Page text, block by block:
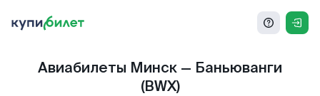
Авиабилеты Минск — Баньюванги
(BWX)